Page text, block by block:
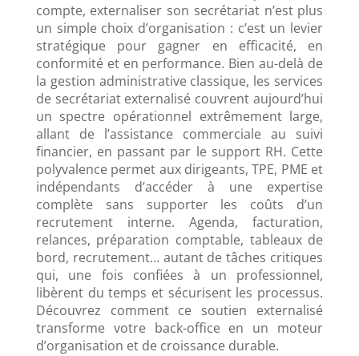
compte, externaliser son secrétariat n’est plus
un simple choix d’organisation : c’est un levier
stratégique pour gagner en efficacité, en
conformité et en performance. Bien au-delà de
la gestion administrative classique, les services
de secrétariat externalisé couvrent aujourd’hui
un spectre opérationnel extrêmement large,
allant de l’assistance commerciale au suivi
financier, en passant par le support RH. Cette
polyvalence permet aux dirigeants, TPE, PME et
indépendants d’accéder à une expertise
complète sans supporter les coûts d’un
recrutement interne. Agenda, facturation,
relances, préparation comptable, tableaux de
bord, recrutement… autant de tâches critiques
qui, une fois confiées à un professionnel,
libèrent du temps et sécurisent les processus.
Découvrez comment ce soutien externalisé
transforme votre back-office en un moteur
d’organisation et de croissance durable.